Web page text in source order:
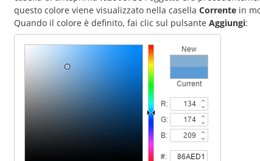
questo colore viene visualizzato nella casella Corrente in
Quando il colore è definito, fai clic sul pulsante Aggiungi: